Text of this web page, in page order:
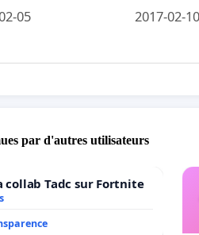
05 2017-02-10
par d'autres utilisateurs
collab Tadc sur Fortnite